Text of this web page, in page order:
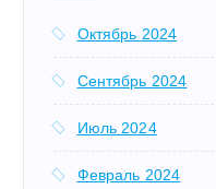
Октябрь 2024
Сентябрь 2024
Июль 2024
Февраль 2024